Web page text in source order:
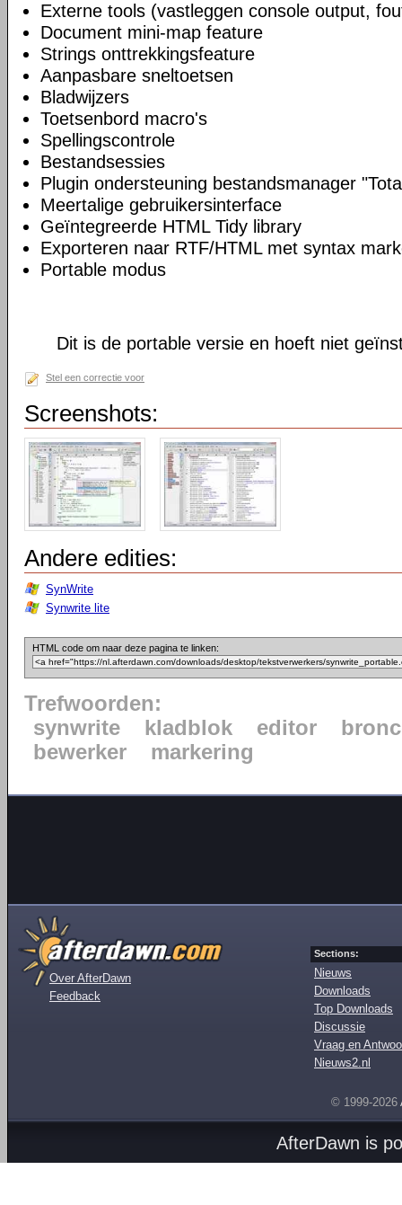
Externe tools (vastleggen console output,
Document mini-map feature
Strings onttrekkingsfeature
Aanpasbare sneltoetsen
Bladwijzers
Toetsenbord macro's
Spellingscontrole
Bestandsessies
Plugin ondersteuning bestandsmanager
Meertalige gebruikersinterface
Geïntegreerde HTML Tidy library
Exporteren naar RTF/HTML met syntax
Portable modus
Dit is de portable versie en hoeft niet
Stel een correctie voor
Screenshots:
Andere edities:
SynWrite
Synwrite lite
HTML code om naar deze pagina te linken:
Trefwoorden:
synwrite
kladblok editor
bewerker
markering
Over AfterDawn
Feedback
Sections:
Nieuws
Downloads
Top Downloads
Discussie
Vraag en
Nieuws2.nl
© 1999-2026
AfterDawn is